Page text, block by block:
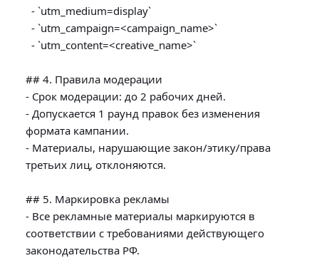
## 4. Правила модерации
- Срок модерации: до 2 рабочих дней.
- Допускается 1 раунд правок без изменения
формата кампании.
- Материалы, нарушающие закон/этику/права
третьих лиц, отклоняются.
## 5. Маркировка рекламы
- Все рекламные материалы маркируются в
соответствии с требованиями действующего
законодательства РФ.